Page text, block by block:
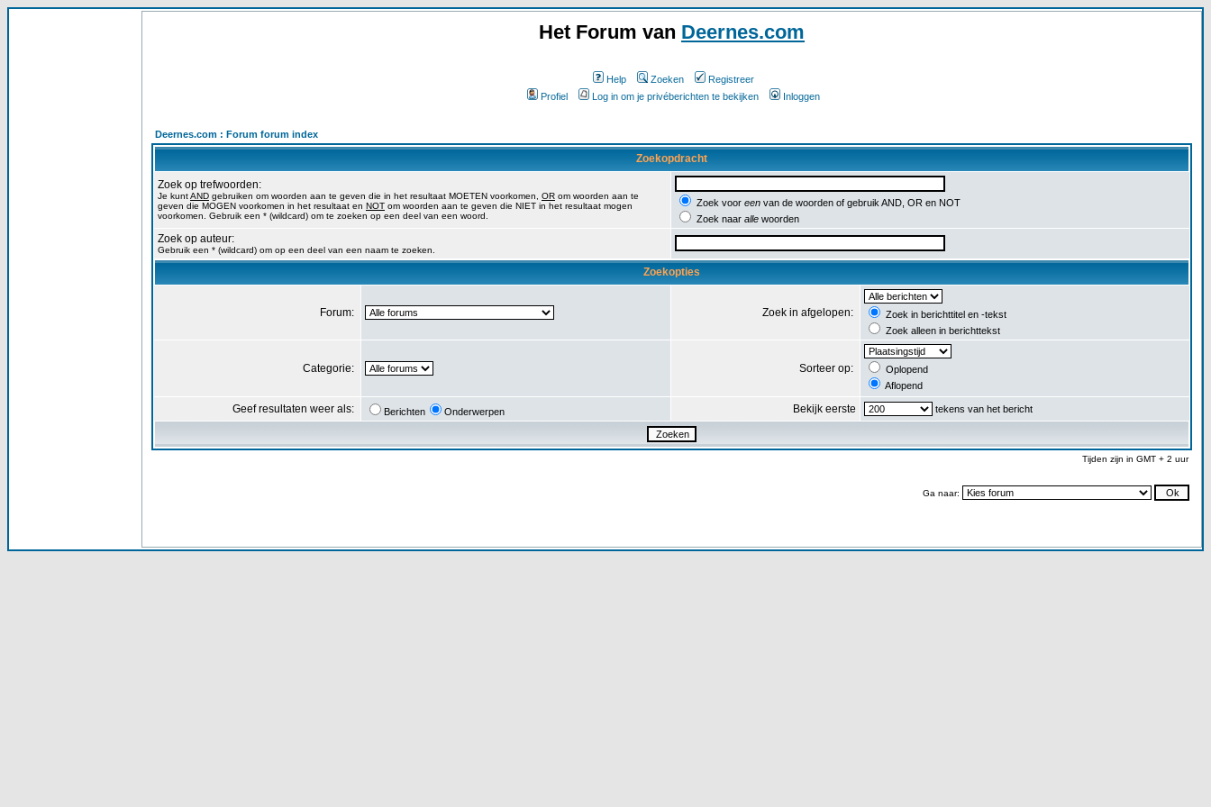
Het Forum van Deernes.com
Help Zoeken
Registreer
Profiel
Log in om je privéberichten te bekijken Inloggen
Deernes.com : Forum forum index
Zoekopdracht
Zoek op trefwoorden:
Je kuntAND gebruiken om woorden aan te geven die in het resultaat MOETEN voorkomen, OR om woorden aan te
geven die MOGEN voorkomen in het resultaat en NOT om woorden aan te geven die NIET in het resultaat mogen
voorkomen. Gebruik een * (wildcard) om te zoeken op een deel van een woord.
Zoek voor een van de woorden of gebruik AND, OR en NOT
Zoek naar alle woorden
Zoek op auteur:
Gebruik een * (wildcard) om op een deel van een naam te zoeken.
Zoekopties
Forum: Zoek in afgelopen:
Zoek in berichttitel en -tekst
Zoek alleen in berichttekst
Categorie: Sorteer op:
Oplopend
Aflopend
Geef resultaten weer als: Berichten Onderwerpen Bekijk eerste tekens van het bericht
Tijden zijn in GMT + 2 uur
Ga naar: